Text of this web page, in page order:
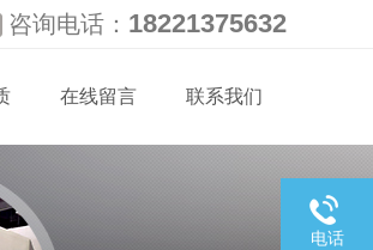
咨询电话： 18221375632
在线留言 联系我们
电话